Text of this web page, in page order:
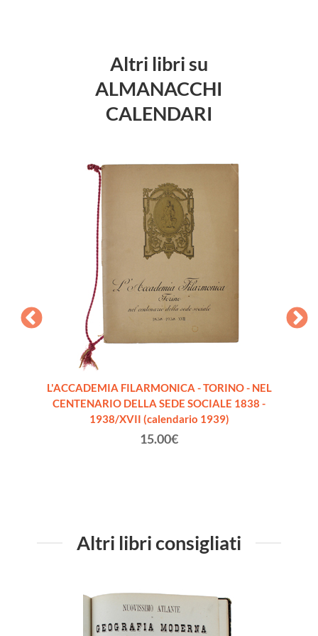
Altri libri su
ALMANACCHI
CALENDARI
L'ACCADEMIA FILARMONICA - TORINO - NEL
CENTENARIO DELLA SEDE SOCIALE 1838 -
1938/XVII (calendario 1939)
15.00€
Altri libri consigliati